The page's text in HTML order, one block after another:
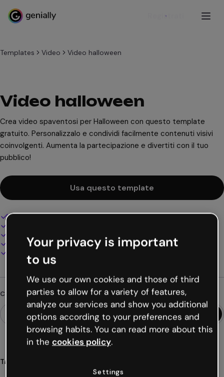
Registrati
Templates Video Video halloween
Video halloween
Crea video spaventosi per Halloween con questo template
gratuito. Personalizzalo e condividi facilmente contenuti visivi
coinvolgenti. Aumenta la partecipazione e divertiti con il tuo
pubblico!
Usa questo template
Design interattivo e animato
Presenta, condividi o pubblica online
Scarica in PDF, MP4 e altri formati
Cerchi qualcosa di diverso?
Tags
slideshow
Your privacy is important
to us
We use our own cookies and those of third
parties to allow for a variety of features,
analyze our services and show you additional
options according to your preferences and
browsing habits. You can read more about this
in the cookies policy.
Settings